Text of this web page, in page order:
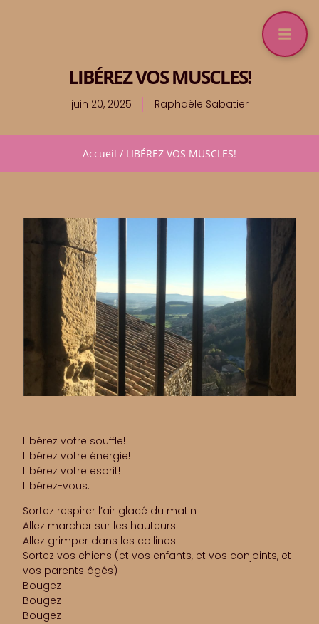
LIBÉREZ VOS MUSCLES!
juin 20, 2025 Raphaële Sabatier
Accueil / LIBÉREZ VOS MUSCLES!
Libérez votre souffle!
Libérez votre énergie!
Libérez votre esprit!
Libérez-vous.
Sortez respirer l’air glacé du matin
Allez marcher sur les hauteurs
Allez grimper dans les collines
Sortez vos chiens (et vos enfants, et vos conjoints, et
vos parents âgés)
Bougez
Bougez
Bougez